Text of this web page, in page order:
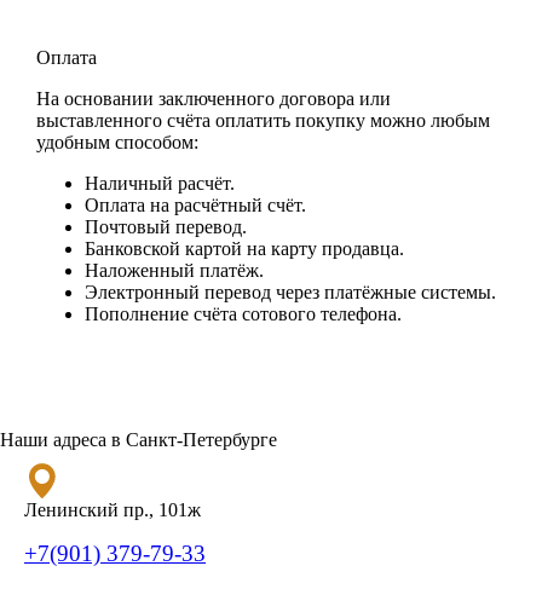
Оплата
На основании заключенного договора или
выставленного счёта оплатить покупку можно любым
удобным способом:
Наличный расчёт.
Оплата на расчётный счёт.
Почтовый перевод.
Банковской картой на карту продавца.
Наложенный платёж.
Электронный перевод через платёжные системы.
Пополнение счёта сотового телефона.
Наши адреса в Санкт-Петербурге
Ленинский пр., 101ж
+7(901) 379-79-33